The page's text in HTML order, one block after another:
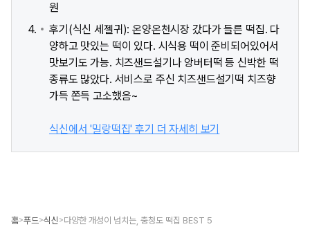
원
후기(식신 세젤귀): 온양온천시장 갔다가 들른 떡집. 다
양하고 맛있는 떡이 있다. 시식용 떡이 준비되어있어서
맛보기도 가능. 치즈샌드설기나 앙버터떡 등 신박한 떡
종류도 많았다. 서비스로 주신 치즈샌드설기떡 치즈향
가득 쫀득 고소했음~
식신에서 '밀랑떡집' 후기 더 자세히 보기
홈>푸드>식신 >다양한 개성이 넘치는, 충청도 떡집 BEST 5